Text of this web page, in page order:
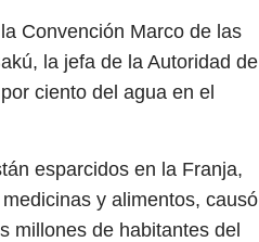
Convención Marco de las
la jefa de la Autoridad de
ciento del agua en el
esparcidos en la Franja,
y alimentos, causó
millones de habitantes del